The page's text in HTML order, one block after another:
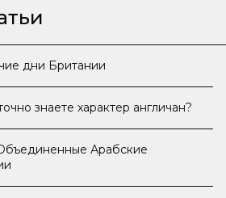
дни Британии
знаете характер англичан?
Арабские